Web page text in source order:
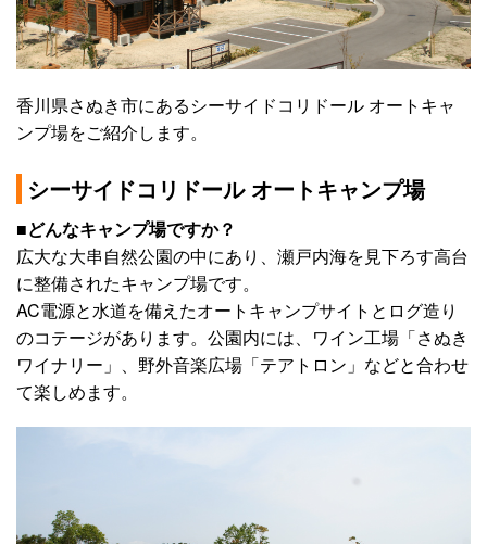
香川県さぬき市にあるシーサイドコリドール オートキャ
ンプ場をご紹介します。
シーサイドコリドール オートキャンプ場
■どんなキャンプ場ですか？
広大な大串自然公園の中にあり、瀬戸内海を見下ろす高台
に整備されたキャンプ場です。
AC電源と水道を備えたオートキャンプサイトとログ造り
のコテージがあります。公園内には、ワイン工場「さぬき
ワイナリー」、野外音楽広場「テアトロン」などと合わせ
て楽しめます。